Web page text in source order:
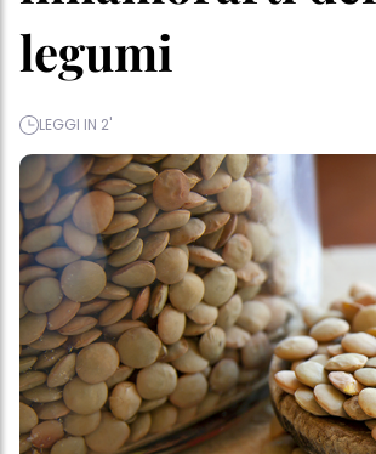
legumi
LEGGI IN 2'